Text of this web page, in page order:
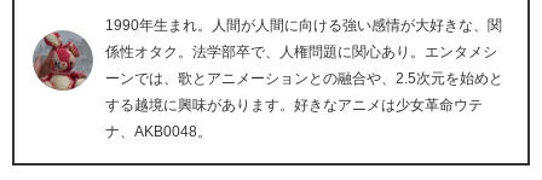
1990年生まれ。人間が人間に向ける強い感情が大好きな、関
係性オタク。法学部卒で、人権問題に関心あり。エンタメシ
ーンでは、歌とアニメーションとの融合や、2.5次元を始めと
する越境に興味があります。好きなアニメは少女革命ウテ
ナ、AKB0048。